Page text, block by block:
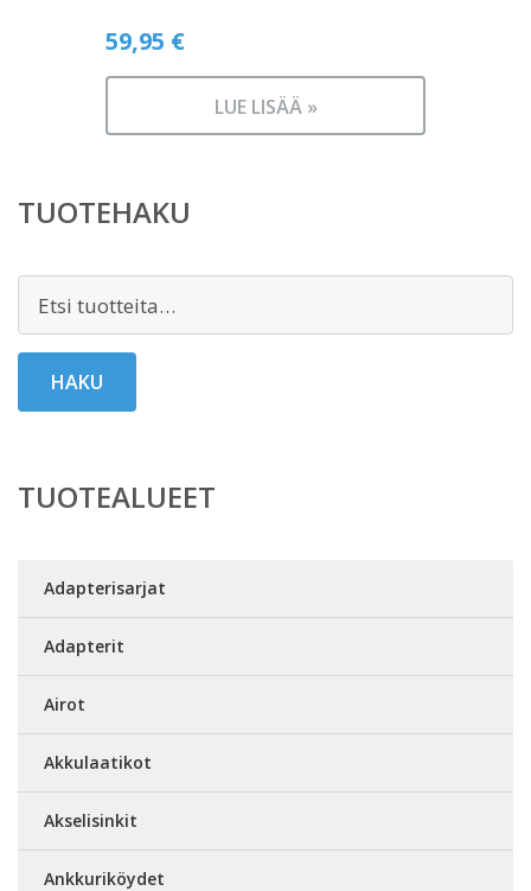
59,95 €
LUE LISÄÄ »
TUOTEHAKU
HAKU
TUOTEALUEET
Adapterisarjat
Adapterit
Airot
Akkulaatikot
Akselisinkit
Ankkuriköydet